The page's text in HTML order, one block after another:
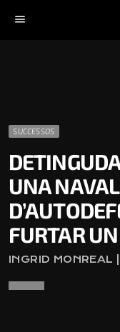
menu
SUCCESSOS
UNA
FURTAR
INGRID